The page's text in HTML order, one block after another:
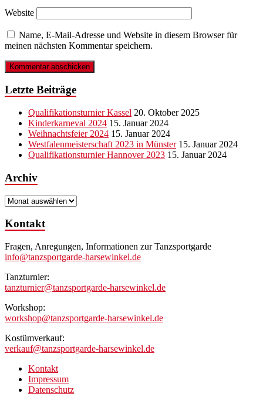
Website
Name, E-Mail-Adresse und Website in diesem Browser für
meinen nächsten Kommentar speichern.
Letzte Beiträge
Qualifikationsturnier Kassel 20. Oktober 2025
Kinderkarneval 2024 15. Januar 2024
Weihnachtsfeier 2024 15. Januar 2024
Westfalenmeisterschaft 2023 in Münster 15. Januar 2024
Qualifikationsturnier Hannover 2023 15. Januar 2024
Archiv
Archiv
Kontakt
Fragen, Anregungen, Informationen zur Tanzsportgarde
info@tanzsportgarde-harsewinkel.de
Tanzturnier:
tanzturnier@tanzsportgarde-harsewinkel.de
Workshop:
workshop@tanzsportgarde-harsewinkel.de
Kostümverkauf:
verkauf@tanzsportgarde-harsewinkel.de
Kontakt
Impressum
Datenschutz